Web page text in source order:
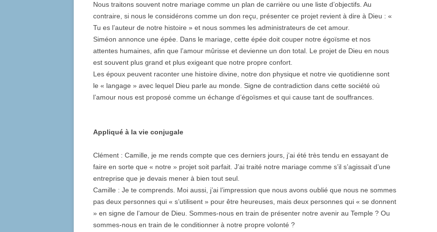
Nous traitons souvent notre mariage comme un plan de carrière ou une liste d’objectifs. Au
contraire, si nous le considérons comme un don reçu, présenter ce projet revient à dire à Dieu : «
Tu es l’auteur de notre histoire » et nous sommes les administrateurs de cet amour.
Siméon annonce une épée. Dans le mariage, cette épée doit couper notre égoïsme et nos
attentes humaines, afin que l’amour mûrisse et devienne un don total. Le projet de Dieu en nous
est souvent plus grand et plus exigeant que notre propre confort.
Les époux peuvent raconter une histoire divine, notre don physique et notre vie quotidienne sont
le « langage » avec lequel Dieu parle au monde. Signe de contradiction dans cette société où
l’amour nous est proposé comme un échange d’égoïsmes et qui cause tant de souffrances.
Appliqué à la vie conjugale
Clément : Camille, je me rends compte que ces derniers jours, j’ai été très tendu en essayant de
faire en sorte que « notre » projet soit parfait. J’ai traité notre mariage comme s’il s’agissait d’une
entreprise que je devais mener à bien tout seul.
Camille : Je te comprends. Moi aussi, j’ai l’impression que nous avons oublié que nous ne sommes
pas deux personnes qui « s’utilisent » pour être heureuses, mais deux personnes qui « se donnent
» en signe de l’amour de Dieu. Sommes-nous en train de présenter notre avenir au Temple ? Ou
sommes-nous en train de le conditionner à notre propre volonté ?